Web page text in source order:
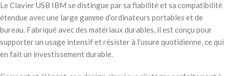
Le Clavier USB IBM se distingue par sa fiabilité et sa compatibilité
étendue avec une large gamme d’ordinateurs portables et de
bureau. Fabriqué avec des matériaux durables, il est conçu pour
supporter un usage intensif et résister à l’usure quotidienne, ce qui
en fait un investissement durable.